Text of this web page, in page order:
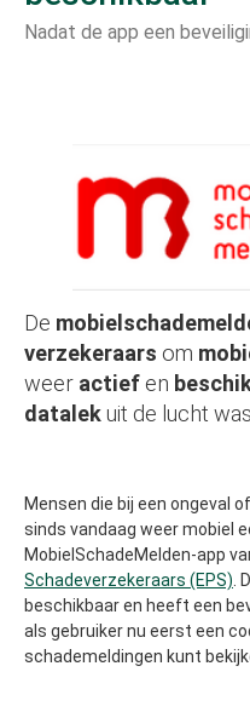
Nadat de app een
De
verzekeraars om
weer actief en
datalekuit de lucht
Mensen die bij een ongeval of
sinds vandaag weer mobiel
MobielSchadeMelden-app
Schadeverzekeraars (EPS)
beschikbaar en heeft een
als gebruiker nu eerst een
schademeldingen kunt